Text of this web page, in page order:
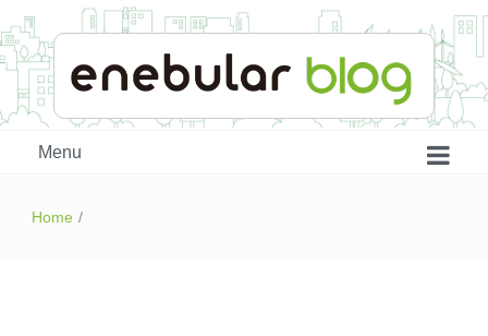
enebular 公式 技術ブログ
Menu
Home /